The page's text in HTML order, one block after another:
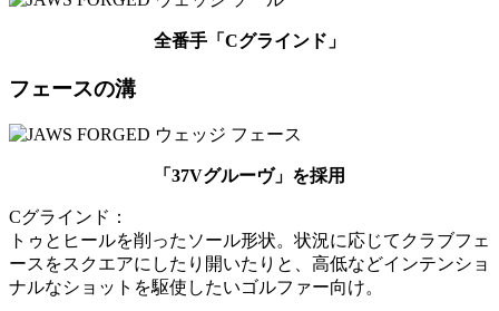
全番手「Cグラインド」
フェースの溝
「37Vグルーヴ」を採用
Cグラインド：
トゥとヒールを削ったソール形状。状況に応じてクラブフェ
ースをスクエアにしたり開いたりと、高低などインテンショ
ナルなショットを駆使したいゴルファー向け。